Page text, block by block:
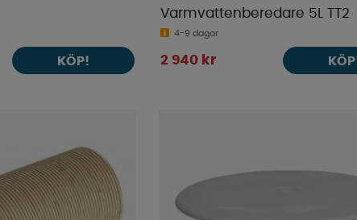
KÖP!
Varmvattenberedare 5L TT2
4-9 dagar
2 940 kr